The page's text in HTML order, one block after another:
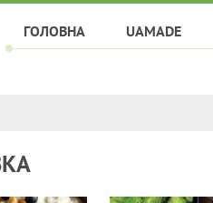
ГОЛОВНА UAMADE